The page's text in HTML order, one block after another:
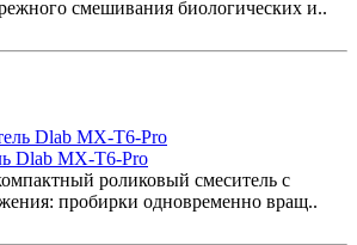
смешивания биологических и..
Dlab MX-T6-Pro
роликовый смеситель с
пробирки одновременно вращ..